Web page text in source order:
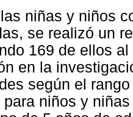
niñas y niños
se realizó un
169 de ellos
en la
según el
para niños y